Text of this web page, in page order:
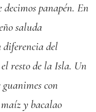
panapén. En
saluda
diferencia del
el resto de la Isla. Un
con
y bacalao